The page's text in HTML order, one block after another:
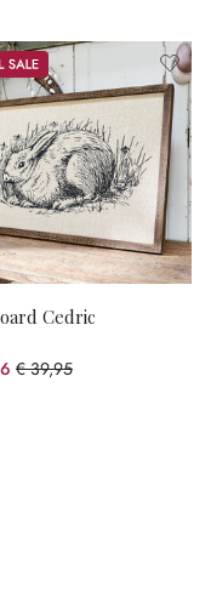
Cedric
€ 39,95
(43.78% gespart)